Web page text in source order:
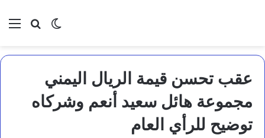
بحثالوضع
عقب تحسن قيمة الريال اليمني
مجموعة هائل سعيد أنعم وشركاه
توضيح للرأي العام